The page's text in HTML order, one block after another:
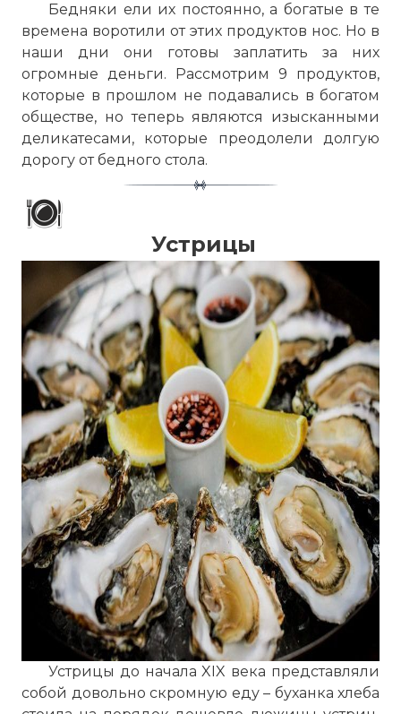
Бедняки ели их постоянно, а богатые в те
времена воротили от этих продуктов нос. Но в
наши дни они готовы заплатить за них
огромные деньги. Рассмотрим 9 продуктов,
которые в прошлом не подавались в богатом
обществе, но теперь являются изысканными
деликатесами, которые преодолели долгую
дорогу от бедного стола.
Устрицы
Устрицы до начала XIX века представляли
собой довольно скромную еду – буханка хлеба